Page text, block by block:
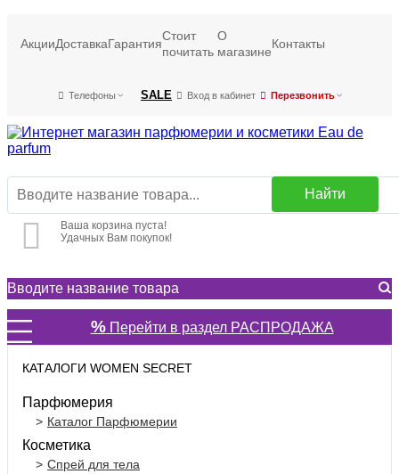
АкцииДоставкаГарантия
Стоит
почитать
О
магазине
Контакты
Телефоны SALE Вход в кабинет Перезвонить
Найти
Ваша корзина пуста!
Удачных Вам покупок!
%Перейти в раздел РАСПРОДАЖА
КАТАЛОГИ WOMEN SECRET
Парфюмерия
Каталог Парфюмерии
Косметика
Спрей для тела